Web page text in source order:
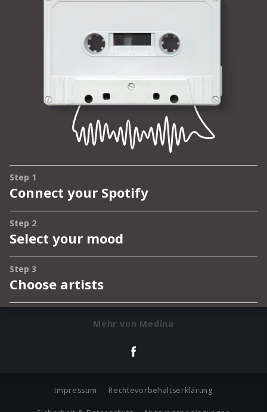
Mehr von Medina
Impressum Rechtevorbehaltserklärung